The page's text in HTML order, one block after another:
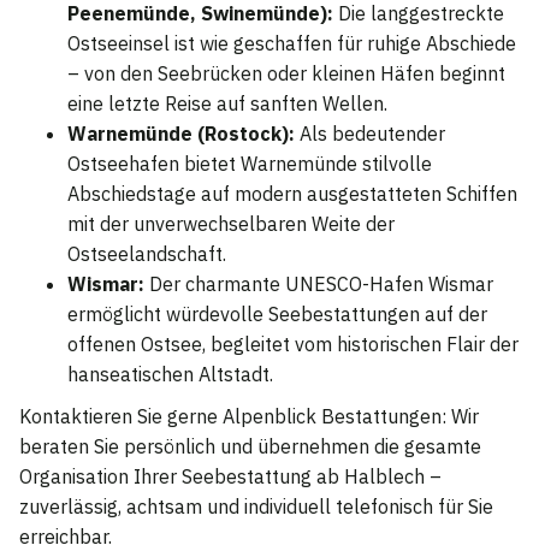
Peenemünde, Swinemünde): Die langgestreckte
Ostseeinsel ist wie geschaffen für ruhige Abschiede
– von den Seebrücken oder kleinen Häfen beginnt
eine letzte Reise auf sanften Wellen.
Warnemünde (Rostock): Als bedeutender
Ostseehafen bietet Warnemünde stilvolle
Abschiedstage auf modern ausgestatteten Schiffen
mit der unverwechselbaren Weite der
Ostseelandschaft.
Wismar: Der charmante UNESCO-Hafen Wismar
ermöglicht würdevolle Seebestattungen auf der
offenen Ostsee, begleitet vom historischen Flair der
hanseatischen Altstadt.
Kontaktieren Sie gerne Alpenblick Bestattungen: Wir
beraten Sie persönlich und übernehmen die gesamte
Organisation Ihrer Seebestattung ab Halblech –
zuverlässig, achtsam und individuell telefonisch für Sie
erreichbar.